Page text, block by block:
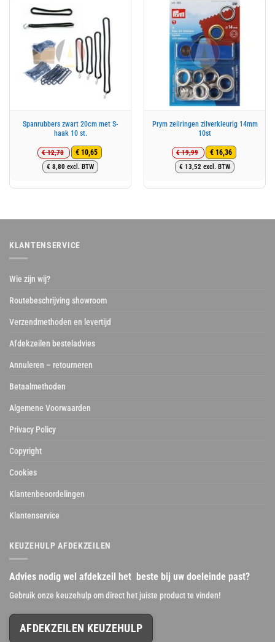
Spanrubbers zwart 20cm met S-
haak 10 st.
€12,78
Oorspronkelijke
prijs
€ 12,78.
€ 10,65
Huidige
prijs
€ 10,65.
€ 8,80 excl. BTW
Prym zeilringen zilverkleurig 14mm
10st
€19,99
Oorspronkelijke
prijs
€ 19,99.
€ 16,36
Huidige
prijs
€ 16,36.
€ 13,52 excl. BTW
KLANTENSERVICE
Wie zijn wij?
Routebeschrijving showroom
Verzendmethoden en levertijd
Afdekzeilen besteladvies
Annuleren – retourneren
Betaalmethoden
Algemene Voorwaarden
Privacy Policy
Copyright
Cookies
Klantenbeoordelingen
Klantenservice
KEUZEHULP AFDEKZEILEN
Advies nodig wel afdekzeil het beste bij uw doeleinde past?
Gebruik onze keuzehulp om direct het juiste product te vinden!
AFDEKZEILEN KEUZEHULP